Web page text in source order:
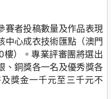
賽者投稿數量及作品表現
中心成衣技術匯點（澳門
）。專業評審團將選出
、銅獎各一名及優秀獎各
獎金一千元至三千元不